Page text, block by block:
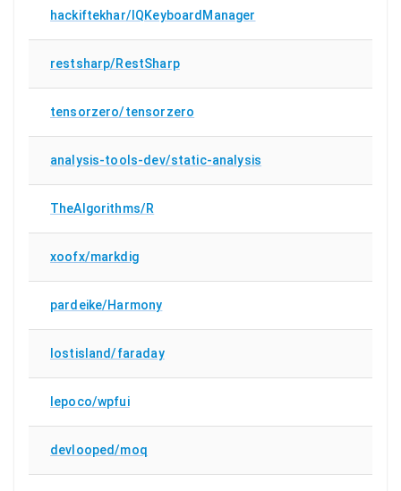
hackiftekhar/IQKeyboardManager
restsharp/RestSharp
tensorzero/tensorzero
analysis-tools-dev/static-analysis
TheAlgorithms/R
xoofx/markdig
pardeike/Harmony
lostisland/faraday
lepoco/wpfui
devlooped/moq